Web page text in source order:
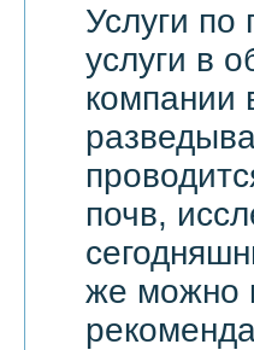
Услуги по
услуги в
компании
почв,
же можно